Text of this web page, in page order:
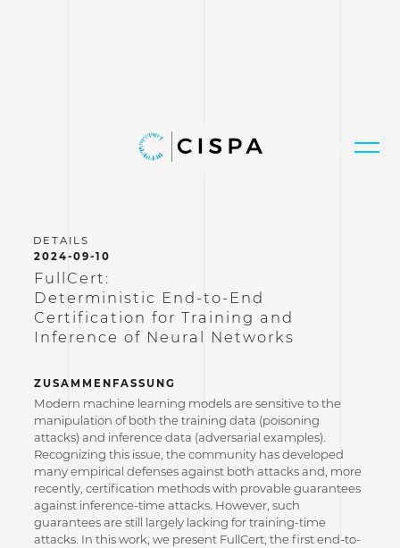
2024-09-10
FullCert:
Deterministic End-to-End
Certification for Training and
Inference of Neural Networks
ZUSAMMENFASSUNG
Modern machine learning models are sensitive to the
manipulation of both the training data (poisoning
attacks) and inference data (adversarial examples).
Recognizing this issue, the community has developed
many empirical defenses against both attacks and, more
recently, certification methods with provable guarantees
against inference-time attacks. However, such
guarantees are still largely lacking for training-time
attacks. In this work, we present FullCert, the first end-to-